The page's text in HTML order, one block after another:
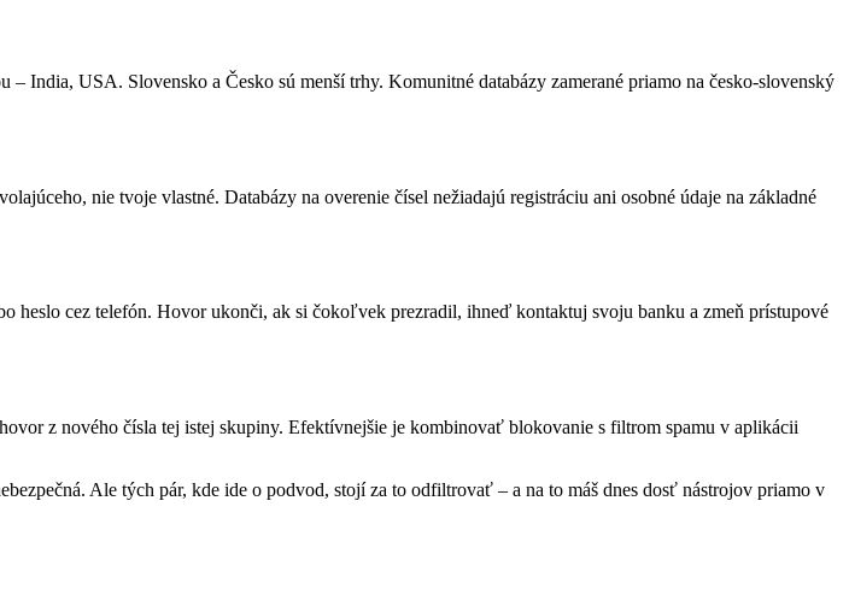
India, USA. Slovensko a Česko sú menší trhy. Komunitné databázy zamerané priamo na česko-slovenský
nie tvoje vlastné. Databázy na overenie čísel nežiadajú registráciu ani osobné údaje na základné
heslo cez telefón. Hovor ukonči, ak si čokoľvek prezradil, ihneď kontaktuj svoju banku a zmeň prístupové
z nového čísla tej istej skupiny. Efektívnejšie je kombinovať blokovanie s filtrom spamu v aplikácii
Ale tých pár, kde ide o podvod, stojí za to odfiltrovať – a na to máš dnes dosť nástrojov priamo v